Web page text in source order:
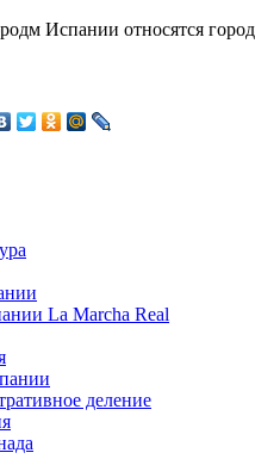
Испании относятся
La Marcha Real
деление